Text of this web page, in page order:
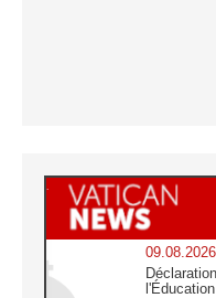
09.08.2026